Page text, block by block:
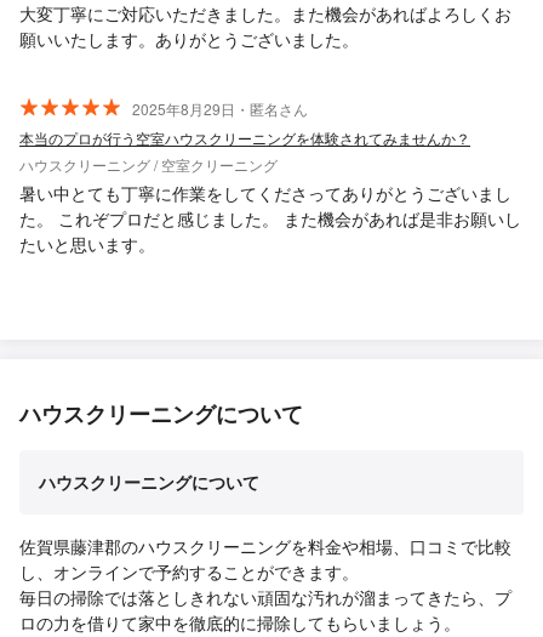
大変丁寧にご対応いただきました。また機会があればよろしくお
願いいたします。ありがとうございました。
2025年8月29日・匿名さん
本当のプロが行う空室ハウスクリーニングを体験されてみませんか？
ハウスクリーニング / 空室クリーニング
暑い中とても丁寧に作業をしてくださってありがとうございまし
た。 これぞプロだと感じました。 また機会があれば是非お願いし
たいと思います。
ハウスクリーニングについて
ハウスクリーニングについて
佐賀県藤津郡のハウスクリーニングを料金や相場、口コミで比較
し、オンラインで予約することができます。
毎日の掃除では落としきれない頑固な汚れが溜まってきたら、プ
ロの力を借りて家中を徹底的に掃除してもらいましょう。